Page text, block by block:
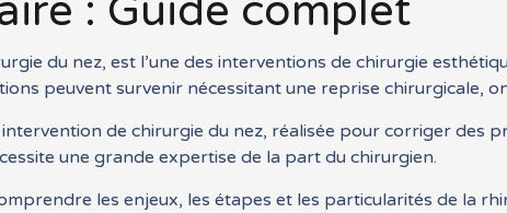
: Guide complet
du nez, est l’une des interventions de chirurgie
peuvent survenir nécessitant une reprise chirurgicale,
de chirurgie du nez, réalisée pour corriger des
une grande expertise de la part du chirurgien.
les enjeux, les étapes et les particularités de la